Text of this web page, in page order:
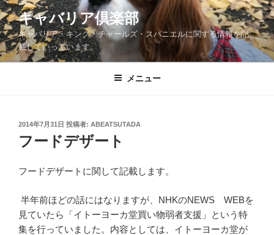
コ
ン
テ
ン
ツ
キャバリア倶楽部
キャバリア・キング・チャールズ・スパニエルに関する情報を記
載していっています。
メニュー
投
稿
日:
2014年7月31日 投稿者: ABEATSUTADA
フードデザート
フードデザートに関して記載します。
半年前ほどの話にはなりますが、NHKのNEWS WEBを
見ていたら「イトーヨーカ堂買い物弱者支援」という特
集を行っていました。内容としては、イトーヨーカ堂が